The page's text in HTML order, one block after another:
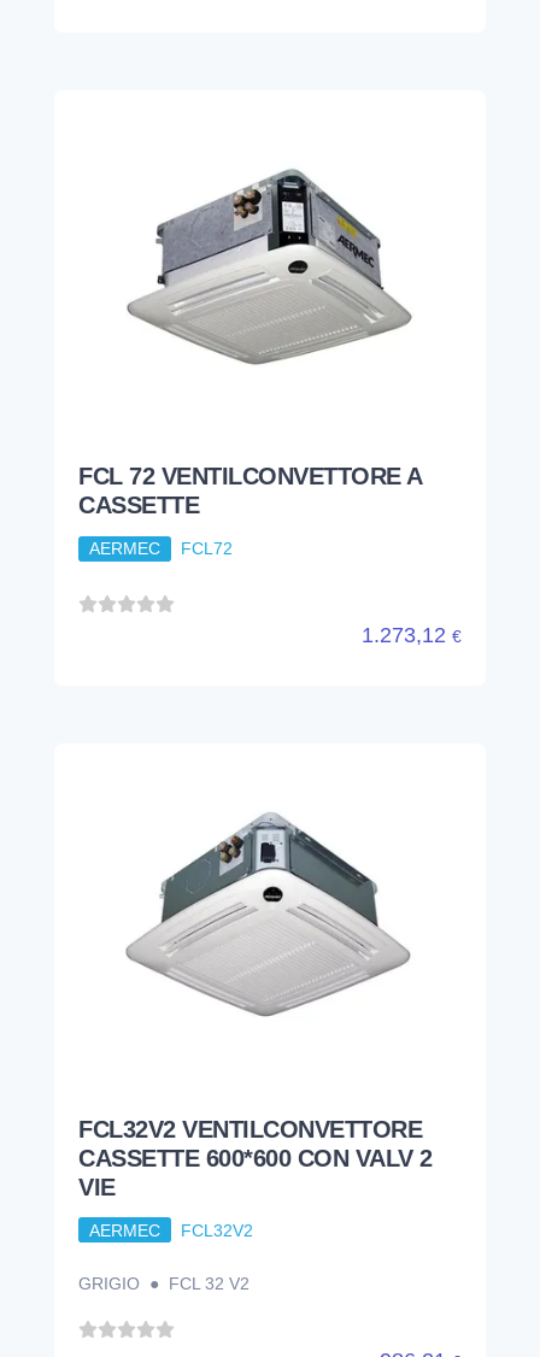
FCL 72 VENTILCONVETTORE A
CASSETTE
AERMEC FCL72
1.273,12 €
FCL32V2 VENTILCONVETTORE
CASSETTE 600*600 CON VALV 2
VIE
AERMEC FCL32V2
GRIGIO ● FCL 32 V2